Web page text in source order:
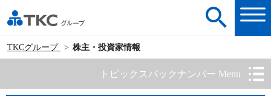
TKCグループ 株主・投資家情報
トピックスバックナンバー Menu